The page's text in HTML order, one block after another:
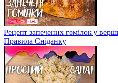
Рецепт запечених гомілок у
Правила Сніданку